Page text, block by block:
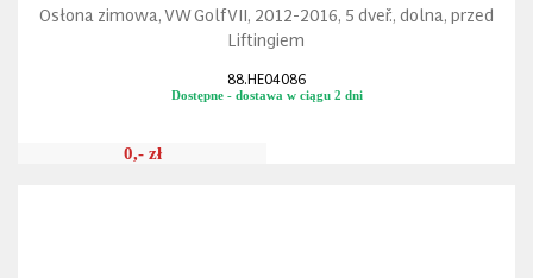
Osłona zimowa, VW Golf VII, 2012-2016, 5 dveř., dolna, przed
Liftingiem
88.HE04086
Dostępne - dostawa w ciągu 2 dni
0,- zł